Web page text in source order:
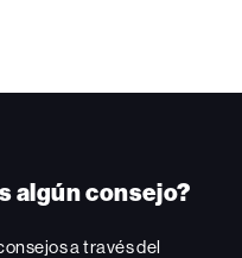
algún consejo?
a través del